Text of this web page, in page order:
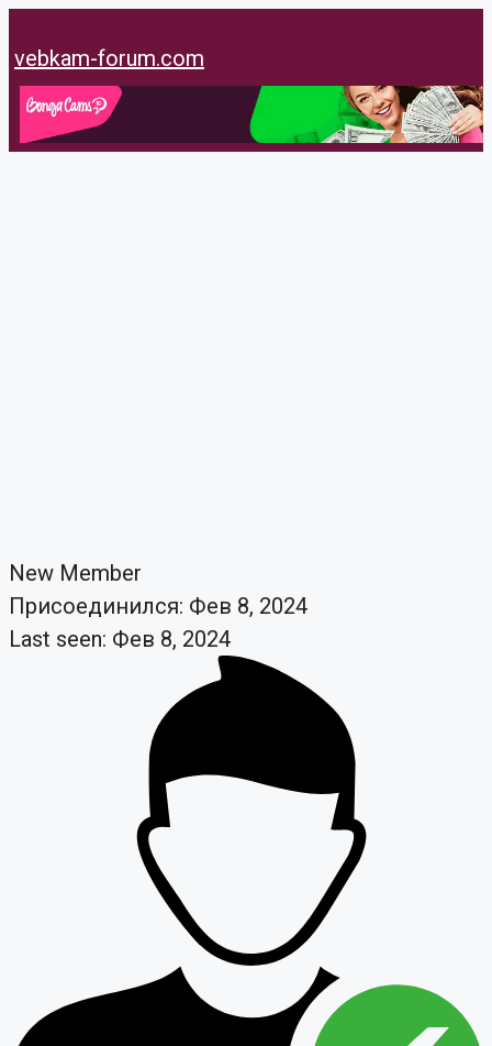
к
содержимому
vebkam-forum.com
New Member
Присоединился: Фев 8, 2024
Last seen: Фев 8, 2024